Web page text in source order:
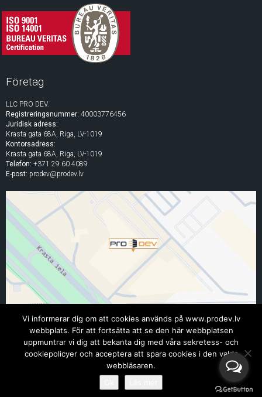
Företag
LLC PRO DEV.
Registreringsnummer: 40003776456
Juridisk adress:
Krasta gata 68A, Riga, LV-1019
Kontorsadress:
Krasta gata 68A, Riga, LV-1019
Telefon: +371 29 60 4089
E-post: prodev@prodev.lv
© 2005 - 2026 LLC "PRO DEV"
Alla rättigheter till innehållet på denna webbplats är reserverade. Publicera utan skriftligt
Vi informerar dig om att cookies används på www.prodev.lv
webbplats. För att fortsätta att se den här webbplatsen
uppmuntrar vi dig att bekanta dig med våra sekretess- och
cookiepolicyer och acceptera att spara cookies i den valda
webbläsaren.